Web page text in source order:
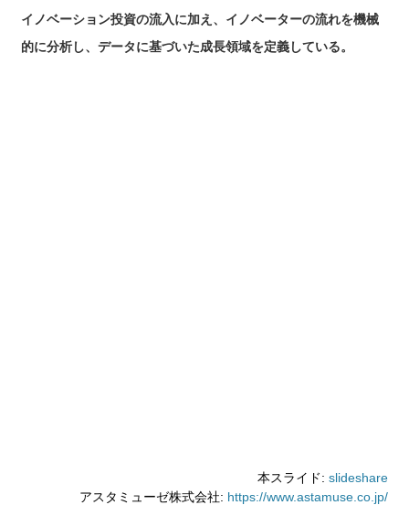
イノベーション投資の流入に加え、イノベーターの流れを機械
的に分析し、データに基づいた成⻑領域を定義している。
本スライド: slideshare
アスタミューゼ株式会社: https://www.astamuse.co.jp/